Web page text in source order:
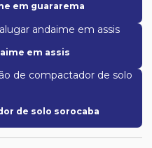
em guararema
em assis
de solo sorocaba